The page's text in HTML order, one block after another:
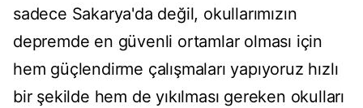
sadece Sakarya'da değil, okullarımızın
depremde en güvenli ortamlar olması için
hem güçlendirme çalışmaları yapıyoruz hızlı
bir şekilde hem de yıkılması gereken okulları